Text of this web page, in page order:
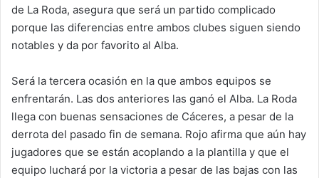
de La Roda, asegura que será un partido complicado
porque las diferencias entre ambos clubes siguen siendo
notables y da por favorito al Alba.
Será la tercera ocasión en la que ambos equipos se
enfrentarán. Las dos anteriores las ganó el Alba. La Roda
llega con buenas sensaciones de Cáceres, a pesar de la
derrota del pasado fin de semana. Rojo afirma que aún hay
jugadores que se están acoplando a la plantilla y que el
equipo luchará por la victoria a pesar de las bajas con las